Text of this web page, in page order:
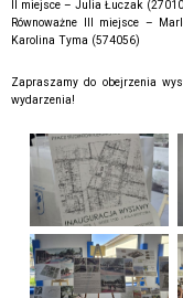
II miejsce – Julia Łuczak
Równoważne III miejsce –
Karolina Tyma (574056)
Zapraszamy do obejrzenia
wydarzenia!